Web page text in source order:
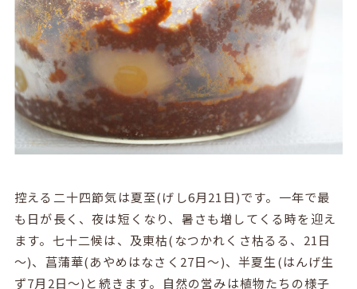
控える二十四節気は夏至(げし6月21日)です。一年で最
も日が長く、夜は短くなり、暑さも増してくる時を迎え
ます。七十二候は、及東枯(なつかれくさ枯るる、21日
～)、菖蒲華(あやめはなさく27日～)、半夏生(はんげ生
ず7月2日～)と続きます。自然の営みは植物たちの様子